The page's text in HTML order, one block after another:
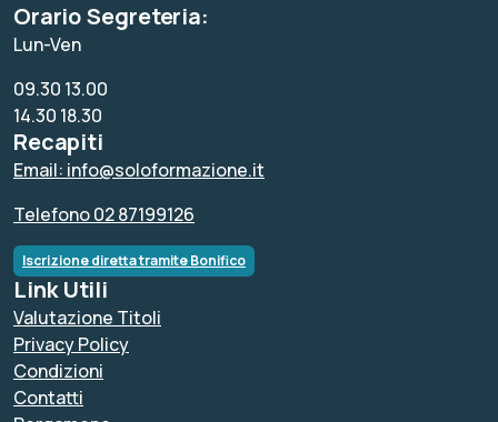
Orario Segreteria:
Lun-Ven
09.30 13.00
14.30 18.30
Recapiti
Email: info@soloformazione.it
Telefono 02 87199126
Iscrizione diretta tramite Bonifico
Link Utili
Valutazione Titoli
Privacy Policy
Condizioni
Contatti